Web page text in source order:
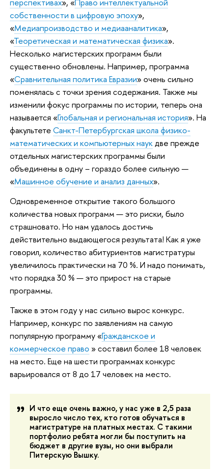
перспективах», «Право интеллектуальной
собственности в цифровую эпоху»,
«Медиапроизводство и медиааналитика»,
«Теоретическая и математическая физика».
Несколько магистерских программ были
существенно обновлены. Например, программа
«Сравнительная политика Евразии» очень сильно
поменялась с точки зрения содержания. Также мы
изменили фокус программы по истории, теперь она
называется «Глобальная и региональная история». На
факультете Санкт-Петербургская школа физико-
математических и компьютерных наукдве прежде
отдельных магистерских программы были
объединены в одну – гораздо более сильную —
«Машинное обучение и анализ данных».
Одновременное открытие такого большого
количества новых программ — это риски, было
страшновато. Но нам удалось достичь
действительно выдающегося результата! Как я уже
говорил, количество абитуриентов магистратуры
увеличилось практически на 70 %. И надо понимать,
что порядка 30 % — это прирост на старые
программы.
Также в этом году у нас сильно вырос конкурс.
Например, конкурс по заявлениям на самую
популярную программу «Гражданское и
коммерческое право » составил более 18 человек
на место. Еще на шести программах конкурс
варьировался от 8 до 17 человек на место.
И что еще очень важно, у нас уже в 2,5 раза
выросло число тех, кто готов обучаться в
магистратуре на платных местах. С такими
портфолио ребята могли бы поступить на
бюджет в другие вузы, но они выбрали
Питерскую Вышку.